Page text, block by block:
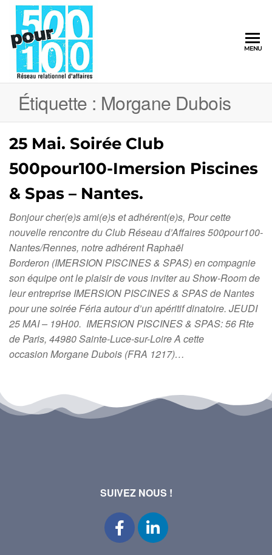
MENU
Étiquette : Morgane Dubois
25 Mai. Soirée Club
500pour100-Imersion Piscines
& Spas – Nantes.
Bonjour cher(e)s ami(e)s et adhérent(e)s, Pour cette
nouvelle rencontre du Club Réseau d’Affaires 500pour100-
Nantes/Rennes, notre adhérent Raphaël
Borderon (IMERSION PISCINES & SPAS) en compagnie
son équipe ont le plaisir de vous inviter au Show-Room de
leur entreprise IMERSION PISCINES & SPAS de Nantes
pour une soirée Féria autour d’un apéritif dinatoire. JEUDI
25 MAI – 19H00. IMERSION PISCINES & SPAS: 56 Rte
de Paris, 44980 Sainte-Luce-sur-Loire A cette
occasion Morgane Dubois (FRA 1217)…
SUIVEZ NOUS !